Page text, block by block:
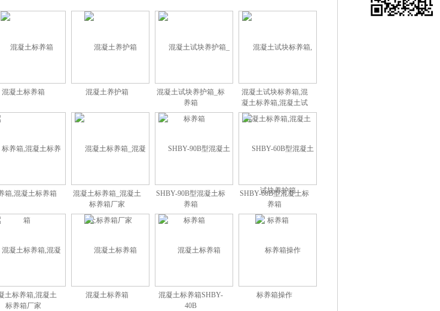
混凝土标养箱 混凝土养护箱
混凝土试块养护箱_标
养箱
混凝土试块标养箱,混
凝土标养箱,混凝土试
块养护箱
箱,混凝土标养箱
混凝土标养箱_混凝土
标养箱厂家
SHBY-90B型混凝土标
养箱
SHBY-60B型混凝土标
养箱
土标养箱,混凝土
标养箱厂家
混凝土标养箱
混凝土标养箱SHBY-
40B
标养箱操作